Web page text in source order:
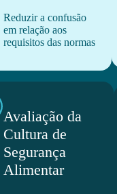
Reduzir a confusão
em relação aos
requisitos das normas
Avaliação da
Cultura de
Segurança
Alimentar